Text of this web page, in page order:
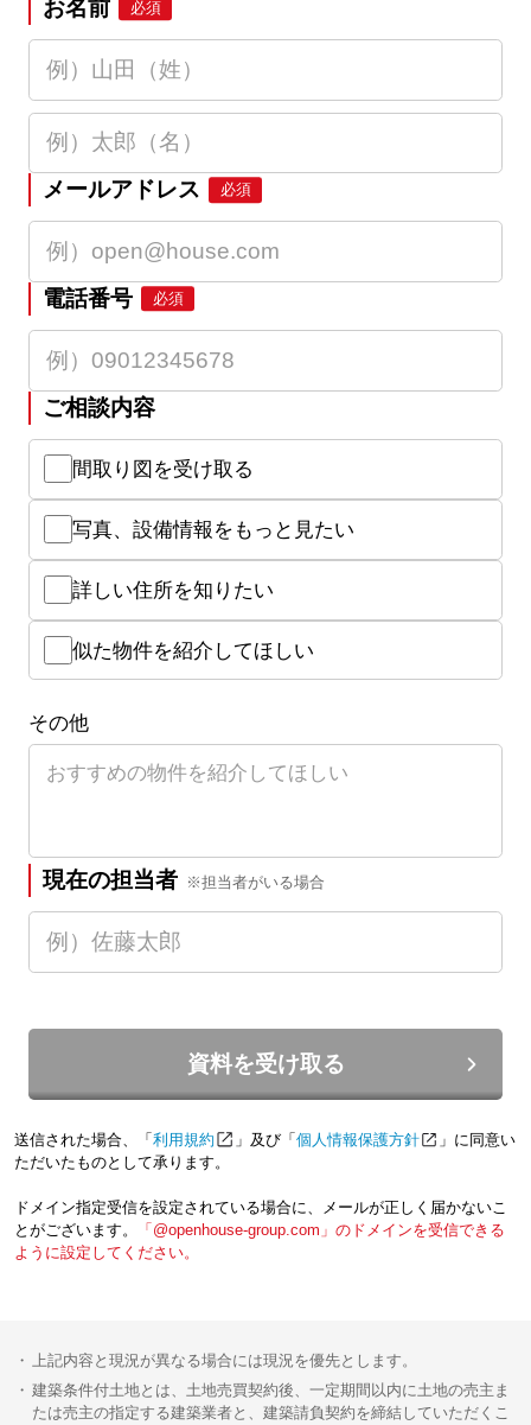
お名前 必須
メールアドレス 必須
電話番号 必須
ご相談内容
間取り図を受け取る
写真、設備情報をもっと見たい
詳しい住所を知りたい
似た物件を紹介してほしい
その他
現在の担当者 ※担当者がいる場合
資料を受け取る
送信された場合、「 利用規約 」及び「 個人情報保護方針
」に同意い
ただいたものとして承ります。
ドメイン指定受信を設定されている場合に、メールが正しく届かないこ
とがございます。
「@openhouse-group.com」のドメインを受信できる
ように設定してください。
上記内容と現況が異なる場合には現況を優先とします。
建築条件付土地とは、土地売買契約後、一定期間以内に土地の売主ま
たは売主の指定する建築業者と、建築請負契約を締結していただくこ